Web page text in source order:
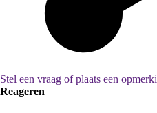
Stel een vraag of plaats een
Reageren